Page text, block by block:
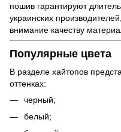
пошив гарантируют
украинских
внимание качеству
Популярные цвета
В разделе хайтопов
оттенках:
черный;
белый;